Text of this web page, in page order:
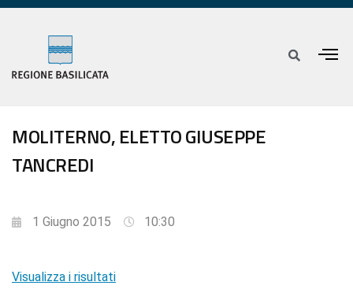
MOLITERNO, ELETTO GIUSEPPE
TANCREDI
1 Giugno 2015 10:30
Visualizza i risultati